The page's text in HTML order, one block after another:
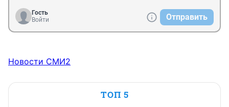
Гость
Войти
Отправить
Новости СМИ2
ТОП 5